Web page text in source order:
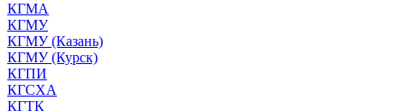
КГМА
КГМУ
КГМУ (Казань)
КГМУ (Курск)
КГПИ
КГСХА
КГТК